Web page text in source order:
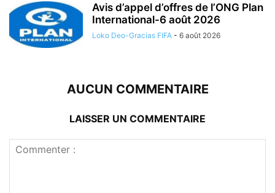
Avis d’appel d’offres de l’ONG Plan
International-6 août 2026
Loko Deo-Gracias FIFA - 6 août 2026
AUCUN COMMENTAIRE
LAISSER UN COMMENTAIRE